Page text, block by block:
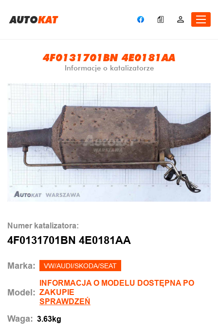
AUTOKAT
4F0131701BN 4E0181AA
Informacje o katalizatorze
Numer katalizatora:
4F0131701BN 4E0181AA
Marka: VW/AUDI/SKODA/SEAT
Model:
INFORMACJA O MODELU DOSTĘPNA PO
ZAKUPIE
SPRAWDZEŃ
Waga: 3.63kg